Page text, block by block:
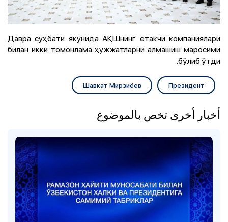
Давра суҳбати якунида АҚШнинг етакчи компаниялари
билан икки томонлама ҳужжатларни алмашиш маросими
бўлиб ўтди.
Президент
Шавкат Мирзиёев
أخبار أخرى تخص بالموضوع